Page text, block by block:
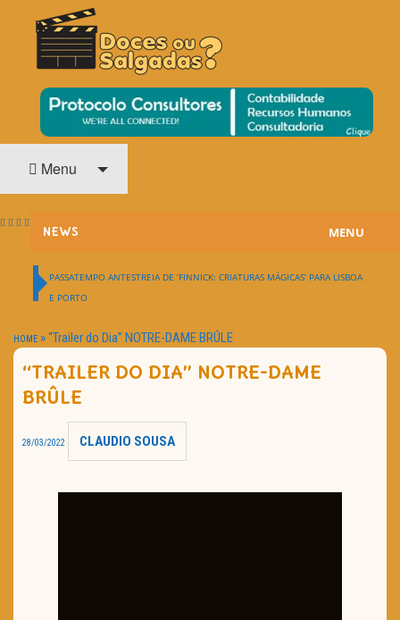
DOCES OU SALGADAS?
O Cinema? Uma Paixão!!
Menu
NEWS
HOME CINEMA
NOTA PESSOAL
MENU
PASSATEMPO ANTESTREIA DE ‘FINNICK: CRIATURAS MÁGICAS’ PARA LISBOA
E PORTO
HOME »“Trailer do Dia” NOTRE-DAME BRÛLE
“TRAILER DO DIA” NOTRE-DAME
BRÛLE
28/03/2022 CLAUDIO SOUSA